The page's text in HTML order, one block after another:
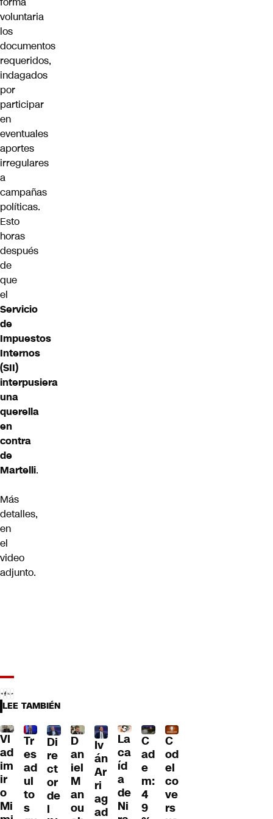
voluntaria
los
documentos
requeridos,
indagados
por
participar
en
eventuales
aportes
irregulares
a
campañas
políticas.
Esto
horas
después
de
que
el
Servicio
de
Impuestos
Internos
(SII)
interpusiera
una
querella
en
contra
de
Martelli.
Más
detalles,
en
el
video
adjunto.
LEE TAMBIÉN
Vl
ad
im
ir
o
Mi
Tr
es
ad
ul
to
s
Di
re
ct
or
de
l
D
an
iel
M
an
ou
Iv
án
Ar
ri
ag
ad
La
ca
íd
a
de
Ni
C
ad
e
m:
4
9
C
od
el
co
ve
rs